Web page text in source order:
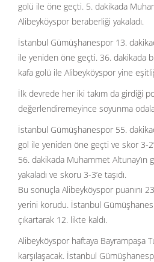
golü ile öne geçti. 5. dakikada
Alibeyköyspor beraberliği yakaladı.
İstanbul Gümüşhanespor 13.
ile yeniden öne geçti. 36. dakikada
kafa golü ile Alibeyköyspor yine
İlk devrede her iki takım da girdiği
değerlendiremeyince soyunma
İstanbul Gümüşhanespor 55.
gol ile yeniden öne geçti ve skor 3-
56. dakikada Muhammet
yakaladı ve skoru 3-3’e taşıdı.
Bu sonuçla Alibeyköyspor puanını
yerini korudu. İstanbul
çıkartarak 12. likte kaldı.
Alibeyköyspor haftaya Bayrampaşa
karşılaşacak. İstanbul